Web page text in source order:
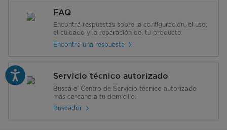
FAQ
Encontrá respuestas sobre la configuración, el uso,
el cuidado y la reparación del tu producto.
Encontrá una respuesta
Servicio técnico autorizado
Buscá el Centro de Servicio técnico autorizado
más cercano a tu domicilio.
Buscador